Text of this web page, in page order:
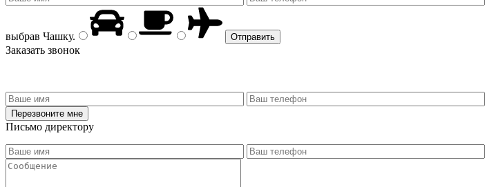
выбрав Чашку.
Заказать звонок
Письмо директору